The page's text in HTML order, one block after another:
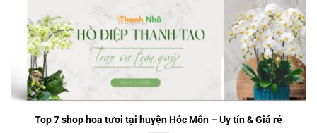
Top 7 shop hoa tươi tại huyện Hóc Môn – Uy tín & Giá rẻ